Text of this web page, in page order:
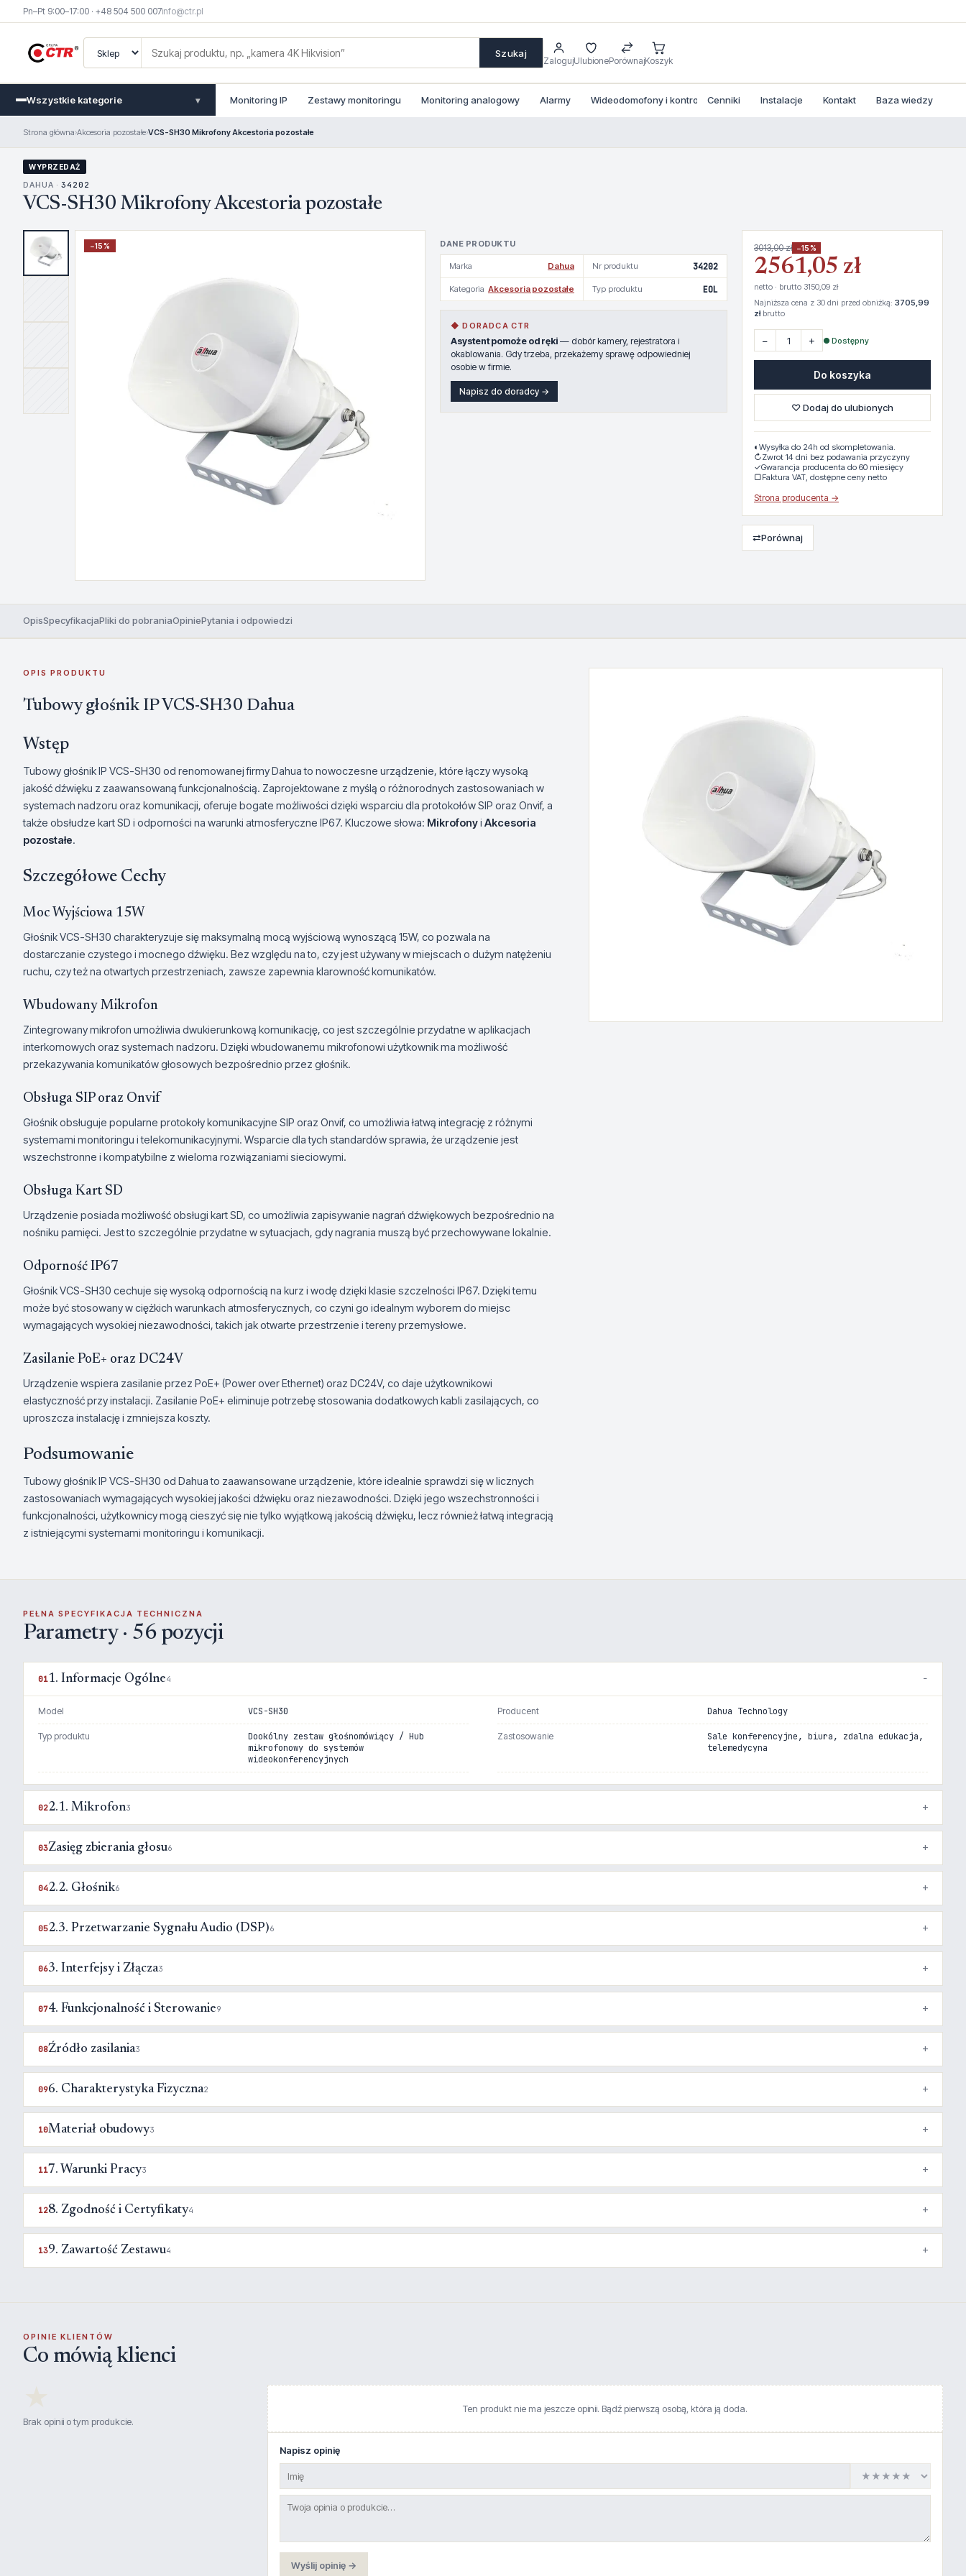
Pn–Pt 9:00–17:00 · +48 504 500 007info@ctr.pl
Szukaj
ZalogujUlubionePorównajKoszyk
Wszystkie kategorie ▾ Monitoring IP Zestawy monitoringu Monitoring analogowy Alarmy Wideodomofony i kontrola dostepu
Cenniki Instalacje Kontakt Baza wiedzy
Strona główna›Akcesoria pozostałe›VCS-SH30 Mikrofony Akcestoria pozostałe
WYPRZEDAŻ
DAHUA · 34202
VCS-SH30 Mikrofony Akcestoria pozostałe
−15% DANE PRODUKTU
Marka Dahua Nr produktu 34202
Kategoria Akcesoria pozostałe Typ produktu EOL
◆ DORADCA CTR
Asystent pomoże od ręki — dobór kamery, rejestratora i
okablowania. Gdy trzeba, przekażemy sprawę odpowiedniej
osobie w firmie.
Napisz do doradcy →
3013,00 zł −15%
2561,05 zł
netto · brutto 3150,09 zł
Najniższa cena z 30 dni przed obniżką: 3705,99
złbrutto
− + ● Dostępny
Do koszyka
♡ Dodaj do ulubionych
◐ Wysyłka do 24h od skompletowania.
↻Zwrot 14 dni bez podawania przyczyny
✓Gwarancja producenta do 60 miesięcy
▢Faktura VAT, dostępne ceny netto
Strona producenta →
⇄Porównaj
OpisSpecyfikacjaPliki do pobraniaOpiniePytania i odpowiedzi
OPIS PRODUKTU
Tubowy głośnik IP VCS-SH30 Dahua
Wstęp
Tubowy głośnik IP VCS-SH30 od renomowanej firmy Dahua to nowoczesne urządzenie, które łączy wysoką
jakość dźwięku z zaawansowaną funkcjonalnością. Zaprojektowane z myślą o różnorodnych zastosowaniach w
systemach nadzoru oraz komunikacji, oferuje bogate możliwości dzięki wsparciu dla protokołów SIP oraz Onvif, a
także obsłudze kart SD i odporności na warunki atmosferyczne IP67. Kluczowe słowa: Mikrofonyi Akcesoria
pozostałe.
Szczegółowe Cechy
Moc Wyjściowa 15W
Głośnik VCS-SH30 charakteryzuje się maksymalną mocą wyjściową wynoszącą 15W, co pozwala na
dostarczanie czystego i mocnego dźwięku. Bez względu na to, czy jest używany w miejscach o dużym natężeniu
ruchu, czy też na otwartych przestrzeniach, zawsze zapewnia klarowność komunikatów.
Wbudowany Mikrofon
Zintegrowany mikrofon umożliwia dwukierunkową komunikację, co jest szczególnie przydatne w aplikacjach
interkomowych oraz systemach nadzoru. Dzięki wbudowanemu mikrofonowi użytkownik ma możliwość
przekazywania komunikatów głosowych bezpośrednio przez głośnik.
Obsługa SIP oraz Onvif
Głośnik obsługuje popularne protokoły komunikacyjne SIP oraz Onvif, co umożliwia łatwą integrację z różnymi
systemami monitoringu i telekomunikacyjnymi. Wsparcie dla tych standardów sprawia, że urządzenie jest
wszechstronne i kompatybilne z wieloma rozwiązaniami sieciowymi.
Obsługa Kart SD
Urządzenie posiada możliwość obsługi kart SD, co umożliwia zapisywanie nagrań dźwiękowych bezpośrednio na
nośniku pamięci. Jest to szczególnie przydatne w sytuacjach, gdy nagrania muszą być przechowywane lokalnie.
Odporność IP67
Głośnik VCS-SH30 cechuje się wysoką odpornością na kurz i wodę dzięki klasie szczelności IP67. Dzięki temu
może być stosowany w ciężkich warunkach atmosferycznych, co czyni go idealnym wyborem do miejsc
wymagających wysokiej niezawodności, takich jak otwarte przestrzenie i tereny przemysłowe.
Zasilanie PoE+ oraz DC24V
Urządzenie wspiera zasilanie przez PoE+ (Power over Ethernet) oraz DC24V, co daje użytkownikowi
elastyczność przy instalacji. Zasilanie PoE+ eliminuje potrzebę stosowania dodatkowych kabli zasilających, co
uproszcza instalację i zmniejsza koszty.
Podsumowanie
Tubowy głośnik IP VCS-SH30 od Dahua to zaawansowane urządzenie, które idealnie sprawdzi się w licznych
zastosowaniach wymagających wysokiej jakości dźwięku oraz niezawodności. Dzięki jego wszechstronności i
funkcjonalności, użytkownicy mogą cieszyć się nie tylko wyjątkową jakością dźwięku, lecz również łatwą integracją
z istniejącymi systemami monitoringu i komunikacji.
PEŁNA SPECYFIKACJA TECHNICZNA
Parametry · 56 pozycji
011. Informacje Ogólne4
Model VCS-SH30 Producent Dahua Technology
Typ produktu
Dookólny zestaw głośnomówiący / Hub
mikrofonowy do systemów
wideokonferencyjnych
Zastosowanie
Sale konferencyjne, biura, zdalna edukacja,
telemedycyna
022.1. Mikrofon3
03Zasięg zbierania głosu6
042.2. Głośnik6
052.3. Przetwarzanie Sygnału Audio (DSP)6
063. Interfejsy i Złącza3
074. Funkcjonalność i Sterowanie9
08Źródło zasilania3
096. Charakterystyka Fizyczna2
10Materiał obudowy3
117. Warunki Pracy3
128. Zgodność i Certyfikaty4
139. Zawartość Zestawu4
OPINIE KLIENTÓW
Co mówią klienci
Brak opinii o tym produkcie.
Ten produkt nie ma jeszcze opinii. Bądź pierwszą osobą, która ją doda.
Napisz opinię
Wyślij opinię →